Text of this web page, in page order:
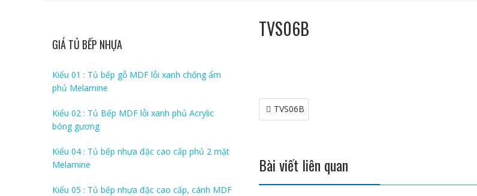
TVS06B
TVS06B
Bài viết liên quan
GIÁ TỦ BẾP NHỰA
Kiểu 01 : Tủ bếp gỗ MDF lỗi xanh chống ẩm
phủ Melamine
Kiểu 02 : Tủ Bếp MDF lỗi xanh phủ Acrylic
bóng gương
Kiểu 04 : Tủ bếp nhựa đặc cao cấp phủ 2 mặt
Melamine
Kiểu 05 : Tủ bếp nhựa đặc cao cấp, cánh MDF